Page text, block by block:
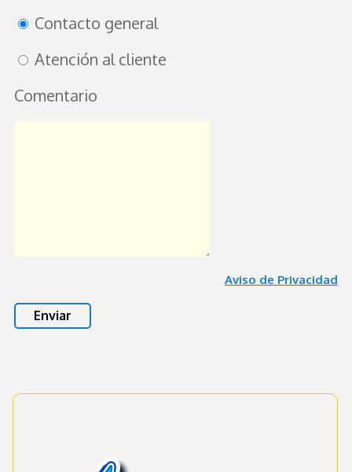
Contacto general
Atención al cliente
Comentario
Aviso de Privacidad